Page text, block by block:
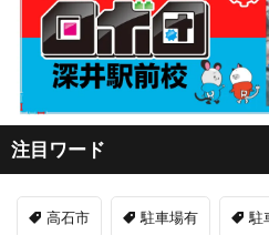
注目ワード
高石市 駐車場有 駐